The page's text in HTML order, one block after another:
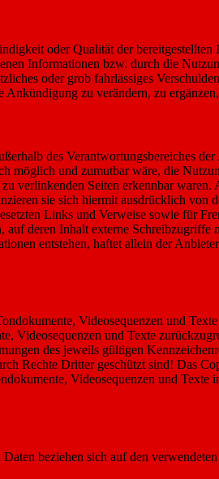
oder Qualität der
Informationen bzw. durch die
oder grob fahrlässiges
zu verändern, zu
des Verantwortungsbereiches
möglich und zumutbar wäre, die
verlinkenden Seiten erkennbar
sie sich hiermit ausdrücklich
Links und Verweise sowie für
deren Inhalt externe
entstehen, haftet allein der
Videosequenzen und
Videosequenzen und Texte
des jeweils gültigen
Rechte Dritter geschützt sind! Das
Videosequenzen und
beziehen sich auf den